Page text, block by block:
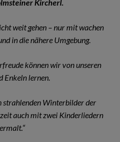
Kircherl.
weit gehen – nur mit wachen
in die nähere Umgebung.
können wir von unseren
Enkeln lernen.
strahlenden Winterbilder der
auch mit zwei Kinderliedern